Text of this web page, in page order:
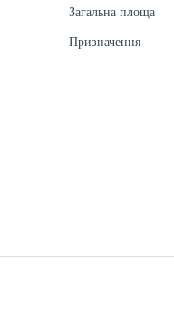
Загальна площа
Призначення